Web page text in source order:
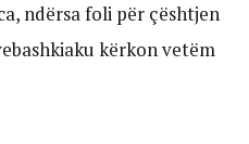
ndërsa foli për çështjen
kërkon vetëm